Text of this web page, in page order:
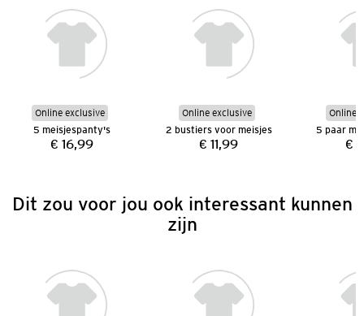
Online exclusive
5 meisjespanty's
Prijs:
€ 16,99
Online exclusive
2 bustiers voor meisjes
Prijs:
€ 11,99
Online
5 paar
€
Dit zou voor jou ook interessant kunnen
zijn